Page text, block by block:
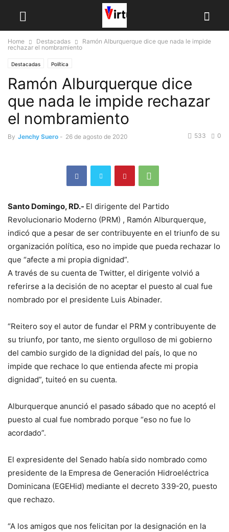
Home Destacadas
Ramón Alburquerque dice que nada le impide
rechazar el nombramiento
Destacadas Política
Ramón Alburquerque dice
que nada le impide rechazar
el nombramiento
By Jenchy Suero - 26 de agosto de 2020 0
533
Santo Domingo, RD.- El dirigente del Partido
Revolucionario Moderno (PRM) , Ramón Alburquerque,
indicó que a pesar de ser contribuyente en el triunfo de su
organización política, eso no impide que pueda rechazar lo
que “afecte a mi propia dignidad”.
A través de su cuenta de Twitter, el dirigente volvió a
referirse a la decisión de no aceptar el puesto al cual fue
nombrado por el presidente Luis Abinader.
“Reitero soy el autor de fundar el PRM y contribuyente de
su triunfo, por tanto, me siento orgulloso de mi gobierno
del cambio surgido de la dignidad del país, lo que no
impide que rechace lo que entienda afecte mi propia
dignidad”, tuiteó en su cuenta.
Alburquerque anunció el pasado sábado que no aceptó el
puesto al cual fue nombrado porque “eso no fue lo
acordado”.
El expresidente del Senado había sido nombrado como
presidente de la Empresa de Generación Hidroeléctrica
Dominicana (EGEHid) mediante el decreto 339-20, puesto
que rechazo.
“A los amigos que nos felicitan por la designación en la